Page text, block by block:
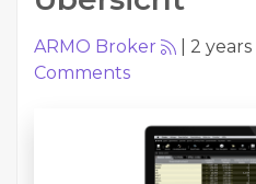
ARMO Broker 2 years
Comments